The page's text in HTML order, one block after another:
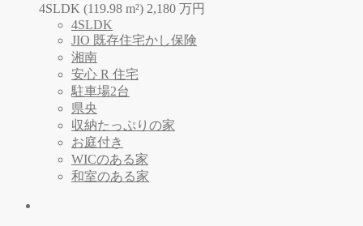
4SLDK (119.98 m²) 2,180 万円
4SLDK
JIO 既存住宅かし保険
湘南
安心 R 住宅
駐車場2台
県央
収納たっぷりの家
お庭付き
WICのある家
和室のある家